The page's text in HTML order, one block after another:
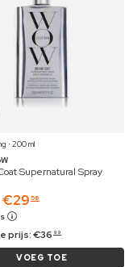
⋅ 200 ml
Supernatural Spray
€29 58
prijs:€36 99
VOEG TOE